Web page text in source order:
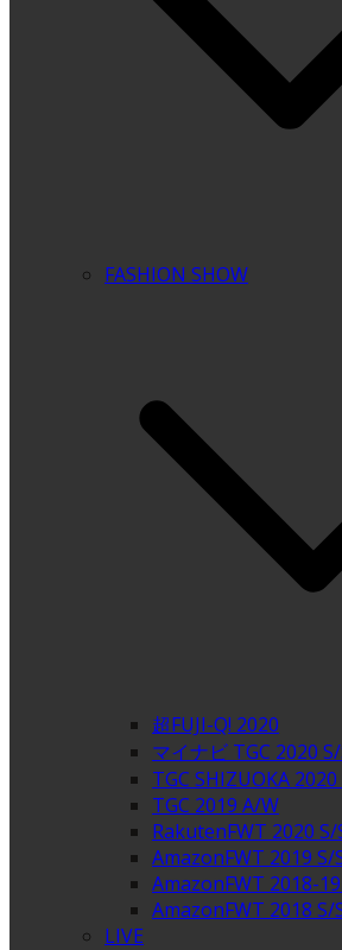
FASHION SHOW
超FUJI-Q! 2020
マイナビ TGC 2020
TGC SHIZUOKA
TGC 2019 A/W
RakutenFWT 2020 S/
AmazonFWT 2019 S/
AmazonFWT 2018-
AmazonFWT 2018 S/
LIVE